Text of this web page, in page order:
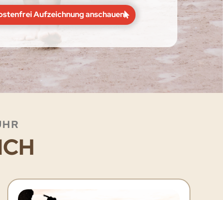
Aufzeichnung anschauen